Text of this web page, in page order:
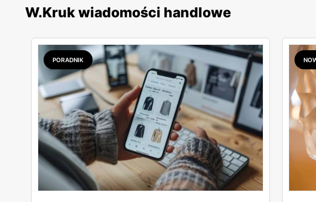
W.Kruk wiadomości handlowe
PORADNIK